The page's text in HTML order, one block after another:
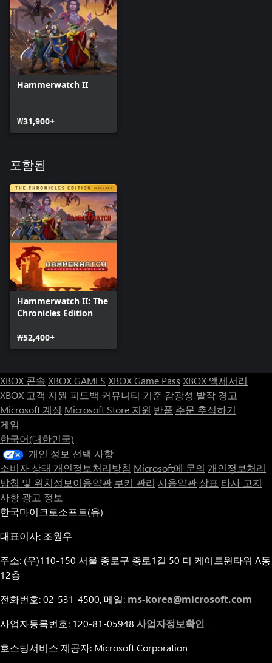
Hammerwatch II
₩31,900+
포함됨
Hammerwatch II: The
Chronicles Edition
₩52,400+
XBOX 콘솔 XBOX GAMES XBOX Game Pass XBOX 액세서리
XBOX 고객 지원 피드백 커뮤니티 기준 감광성 발작 경고
Microsoft 계정 Microsoft Store 지원 반품 주문 추적하기
게임
한국어(대한민국)
개인 정보 선택 사항
소비자 상태 개인정보처리방침 Microsoft에 문의 개인정보처리
방침 및 위치정보이용약관 쿠키 관리 사용약관 상표 타사 고지
사항 광고 정보
한국마이크로소프트(유)
대표이사: 조원우
주소: (우)110-150 서울 종로구 종로1길 50 더 케이트윈타워 A동
12층
전화번호: 02-531-4500, 메일: ms-korea@microsoft.com
사업자등록번호: 120-81-05948 사업자정보확인
호스팅서비스 제공자: Microsoft Corporation